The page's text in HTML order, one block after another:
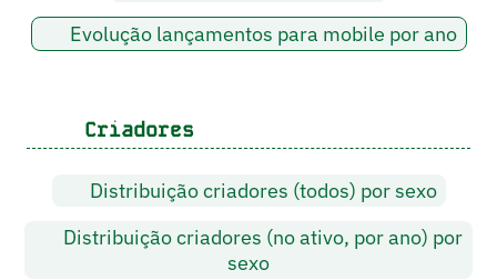
Evolução lançamentos para mobile por ano
Criadores
Distribuição criadores (todos) por sexo
Distribuição criadores (no ativo, por ano) por
sexo